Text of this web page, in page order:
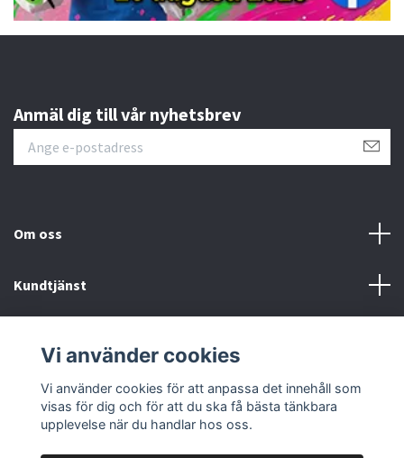
Anmäl dig till vår nyhetsbrev
Om oss
Kundtjänst
Sociala medier
Vi använder cookies
Vi använder cookies för att anpassa det innehåll som
visas för dig och för att du ska få bästa tänkbara
upplevelse när du handlar hos oss.